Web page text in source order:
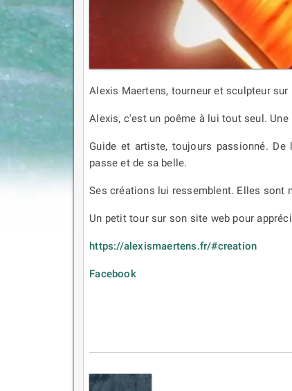
Alexis Maertens, tourneur et sculpteur
Alexis, c'est un poême à lui tout seul.
Guide et artiste, toujours passionné. De
passe et de sa belle.
Ses créations lui ressemblent. Elles sont
Un petit tour sur son site web pour
https://alexismaertens.fr/#creation
Facebook